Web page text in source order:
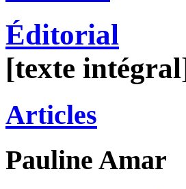
Éditorial
[texte
Articles
Pauline Amar